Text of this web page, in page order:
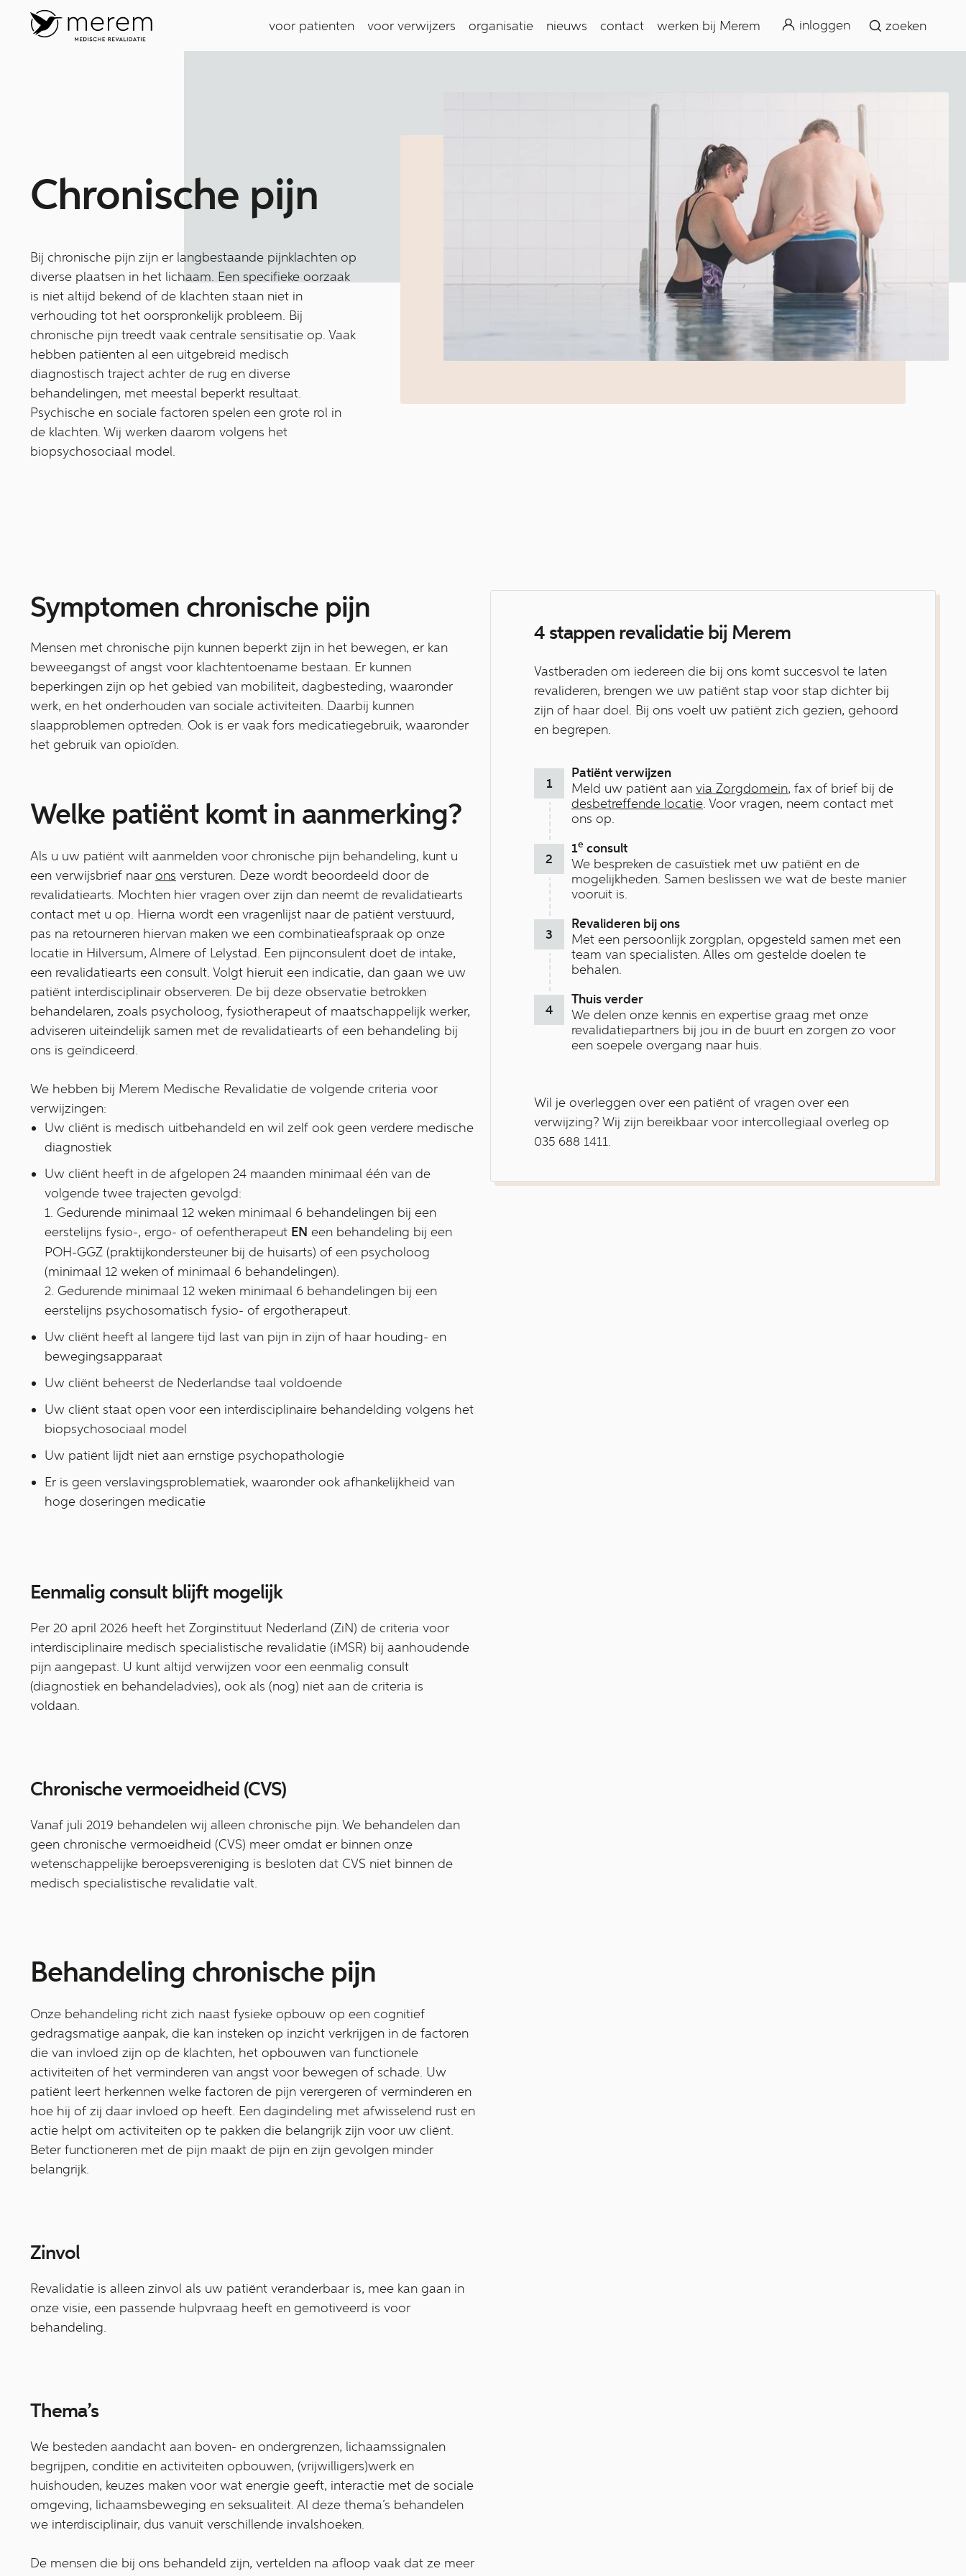
voor patienten voor verwijzers organisatie nieuws contact werken bij Merem inloggen zoeken
zoeken
Ch­ron­isc­he ­pij­n
Bij chronische pijn zijn er langbestaande pijnklachten op
diverse plaatsen in het lichaam. Een specifieke oorzaak
is niet altijd bekend of de klachten staan niet in
verhouding tot het oorspronkelijk probleem. Bij
chronische pijn treedt vaak centrale sensitisatie op. Vaak
hebben patiënten al een uitgebreid medisch
diagnostisch traject achter de rug en diverse
behandelingen, met meestal beperkt resultaat.
Psychische en sociale factoren spelen een grote rol in
de klachten. Wij werken daarom volgens het
biopsychosociaal model.
Symptomen chronische pijn
Mensen met chronische pijn kunnen beperkt zijn in het bewegen, er kan
beweegangst of angst voor klachtentoename bestaan. Er kunnen
beperkingen zijn op het gebied van mobiliteit, dagbesteding, waaronder
werk, en het onderhouden van sociale activiteiten. Daarbij kunnen
slaapproblemen optreden. Ook is er vaak fors medicatiegebruik, waaronder
het gebruik van opioïden.
Welke patiënt komt in aanmerking?
Als u uw patiënt wilt aanmelden voor chronische pijn behandeling, kunt u
een verwijsbrief naar ons versturen. Deze wordt beoordeeld door de
revalidatiearts. Mochten hier vragen over zijn dan neemt de revalidatiearts
contact met u op. Hierna wordt een vragenlijst naar de patiënt verstuurd,
pas na retourneren hiervan maken we een combinatieafspraak op onze
locatie in Hilversum, Almere of Lelystad. Een pijnconsulent doet de intake,
een revalidatiearts een consult. Volgt hieruit een indicatie, dan gaan we uw
patiënt interdisciplinair observeren. De bij deze observatie betrokken
behandelaren, zoals psycholoog, fysiotherapeut of maatschappelijk werker,
adviseren uiteindelijk samen met de revalidatiearts of een behandeling bij
ons is geïndiceerd.
We hebben bij Merem Medische Revalidatie de volgende criteria voor
verwijzingen:
Uw cliënt is medisch uitbehandeld en wil zelf ook geen verdere medische
diagnostiek
Uw cliënt heeft in de afgelopen 24 maanden minimaal één van de
volgende twee trajecten gevolgd:
1. Gedurende minimaal 12 weken minimaal 6 behandelingen bij een
eerstelijns fysio-, ergo- of oefentherapeut EN een behandeling bij een
POH-GGZ (praktijkondersteuner bij de huisarts) of een psycholoog
(minimaal 12 weken of minimaal 6 behandelingen).
2. Gedurende minimaal 12 weken minimaal 6 behandelingen bij een
eerstelijns psychosomatisch fysio- of ergotherapeut.
Uw cliënt heeft al langere tijd last van pijn in zijn of haar houding- en
bewegingsapparaat
Uw cliënt beheerst de Nederlandse taal voldoende
Uw cliënt staat open voor een interdisciplinaire behandelding volgens het
biopsychosociaal model
Uw patiënt lijdt niet aan ernstige psychopathologie
Er is geen verslavingsproblematiek, waaronder ook afhankelijkheid van
hoge doseringen medicatie
Eenmalig consult blijft mogelijk
Per 20 april 2026 heeft het Zorginstituut Nederland (ZiN) de criteria voor
interdisciplinaire medisch specialistische revalidatie (iMSR) bij aanhoudende
pijn aangepast. U kunt altijd verwijzen voor een eenmalig consult
(diagnostiek en behandeladvies), ook als (nog) niet aan de criteria is
voldaan.
Chronische vermoeidheid (CVS)
Vanaf juli 2019 behandelen wij alleen chronische pijn. We behandelen dan
geen chronische vermoeidheid (CVS) meer omdat er binnen onze
wetenschappelijke beroepsvereniging is besloten dat CVS niet binnen de
medisch specialistische revalidatie valt.
Behandeling chronische pijn
Onze behandeling richt zich naast fysieke opbouw op een cognitief
gedragsmatige aanpak, die kan insteken op inzicht verkrijgen in de factoren
die van invloed zijn op de klachten, het opbouwen van functionele
activiteiten of het verminderen van angst voor bewegen of schade. Uw
patiënt leert herkennen welke factoren de pijn verergeren of verminderen en
hoe hij of zij daar invloed op heeft. Een dagindeling met afwisselend rust en
actie helpt om activiteiten op te pakken die belangrijk zijn voor uw cliënt.
Beter functioneren met de pijn maakt de pijn en zijn gevolgen minder
belangrijk.
Zinvol
Revalidatie is alleen zinvol als uw patiënt veranderbaar is, mee kan gaan in
onze visie, een passende hulpvraag heeft en gemotiveerd is voor
behandeling.
Thema’s
We besteden aandacht aan boven- en ondergrenzen, lichaamssignalen
begrijpen, conditie en activiteiten opbouwen, (vrijwilligers)werk en
huishouden, keuzes maken voor wat energie geeft, interactie met de sociale
omgeving, lichaamsbeweging en seksualiteit. Al deze thema’s behandelen
we interdisciplinair, dus vanuit verschillende invalshoeken.
De mensen die bij ons behandeld zijn, vertelden na afloop vaak dat ze meer
4 stappen revalidatie bij Merem
Vastberaden om iedereen die bij ons komt succesvol te laten
revalideren, brengen we uw patiënt stap voor stap dichter bij
zijn of haar doel. Bij ons voelt uw patiënt zich gezien, gehoord
en begrepen.
Patiënt verwijzen
Meld uw patiënt aan via Zorgdomein, fax of brief bij de
desbetreffende locatie . Voor vragen, neem contact met
ons op.
1e consult
We bespreken de casuïstiek met uw patiënt en de
mogelijkheden. Samen beslissen we wat de beste manier
vooruit is.
Revalideren bij ons
Met een persoonlijk zorgplan, opgesteld samen met een
team van specialisten. Alles om gestelde doelen te
behalen.
Thuis verder
We delen onze kennis en expertise graag met onze
revalidatiepartners bij jou in de buurt en zorgen zo voor
een soepele overgang naar huis.
Wil je overleggen over een patiënt of vragen over een
verwijzing? Wij zijn bereikbaar voor intercollegiaal overleg op
035 688 1411.